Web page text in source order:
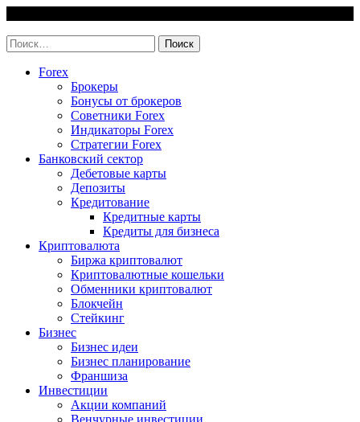
content
Найти:
Forex
Брокеры
Бонусы от брокеров
Советники Forex
Индикаторы Forex
Стратегии Forex
Банковский сектор
Дебетовые карты
Депозиты
Кредитование
Кредитные карты
Кредиты для бизнеса
Криптовалюта
Биржа криптовалют
Криптовалютные кошельки
Обменники криптовалют
Блокчейн
Стейкинг
Бизнес
Бизнес идеи
Бизнес планирование
Франшиза
Инвестиции
Акции компаний
Венчурные инвестиции